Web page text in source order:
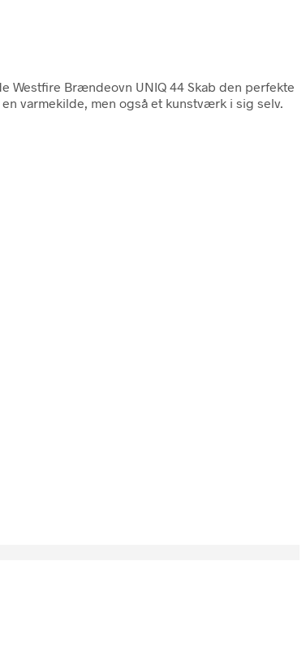
Westfire Brændeovn UNIQ 44 Skab den perfekte
varmekilde, men også et kunstværk i sig selv.